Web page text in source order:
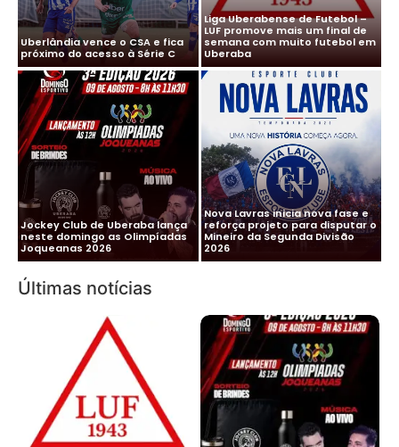
Uberlândia vence o CSA e fica
próximo do acesso à Série C
Liga Uberabense de Futebol –
LUF promove mais um final de
semana com muito futebol em
Uberaba
Jockey Club de Uberaba lança
neste domingo as Olimpíadas
Joqueanas 2026
Nova Lavras inicia nova fase e
reforça projeto para disputar o
Mineiro da Segunda Divisão
2026
Últimas notícias